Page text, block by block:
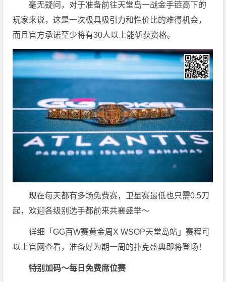
毫无疑问，对于准备前往天堂岛一战金手链高下的
玩家来说，这是一次极具吸引力和性价比的难得机会，
而且官方承诺至少将有30人以上能斩获资格。
现在每天都有多场免费赛，卫星赛最低也只需0.5刀
起，欢迎各级别选手都前来共襄盛举～
详细「GG百W赛黄金周X WSOP天堂岛站」赛程可
以上官网查看，准备好为期一周的扑克盛典即将登场！
特别加码～每日免费席位赛